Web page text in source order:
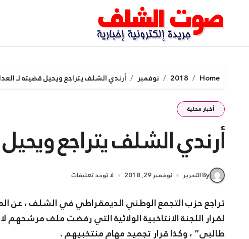
content
Home
2018 نوفمبر أرندي الشلف يتراجع ويحيل قضيته لـ
أخبار محلية
أرندي الشلف يتراجع ويحيل
By التحرير نوفمبر 29, 2018 لا توجد تعليقات
تراجع حزب التجمع الوطني الديمقراطي في الشلف ، عن
لقرار اللجنة الانتاخبية الولائية التي رفضت ملف
طالبي” ، وكذا قرار تجميد مهام منتخبيهم .